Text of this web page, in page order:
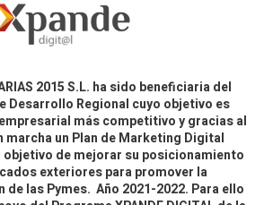
2015 S.L. ha sido beneficiaria del
Desarrollo Regional cuyo objetivo es
más competitivo y gracias al
marcha un Plan de Marketing Digital
de mejorar su posicionamiento
exteriores para promover la
las Pymes. Año 2021-2022. Para ello